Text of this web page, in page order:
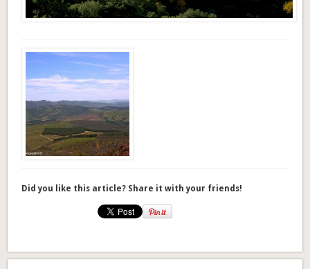
Did you like this article? Share it with your friends!